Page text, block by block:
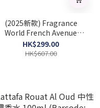
(2025新款) Fragrance
World French Avenue
Mythical Gryphon 中性濃香
水 100ml (Barcode:
HK$299.00
HK$607.00